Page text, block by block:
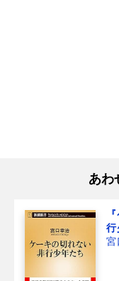
あわ
行
宮